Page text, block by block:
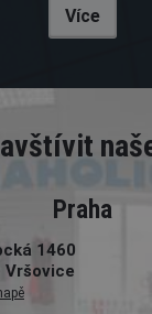
Více
Praha
1460
Vršovice